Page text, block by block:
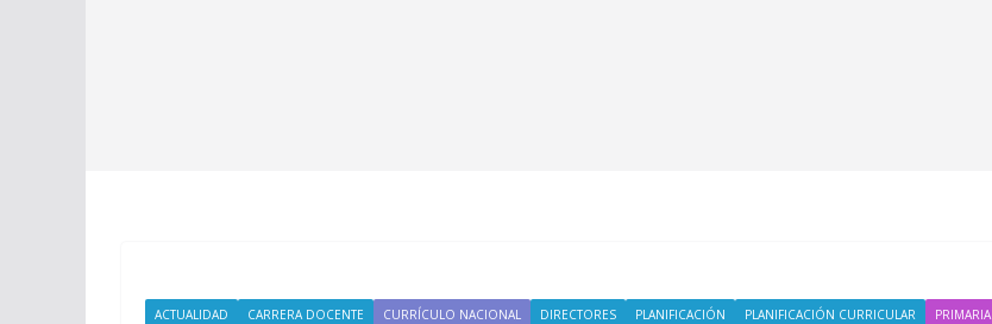
ACTUALIDAD CARRERA DOCENTE CURRÍCULO NACIONAL DIRECTORES PLANIFICACIÓN PLANIFICACIÓN CURRICULAR
PRIMARIA